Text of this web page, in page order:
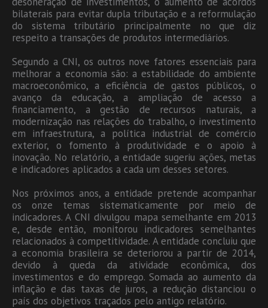
bilaterais para evitar dupla tributação e a reformulação
do sistema tributário principalmente no que diz
respeito a transações de produtos intermediários.
Segundo a CNI, os outros nove fatores essenciais para
melhorar a economia são: a estabilidade do ambiente
macroeconômico, a eficiência de gastos públicos, o
avanço da educação, a ampliação de acesso a
financiamento, a gestão de recursos naturais, a
modernização nas relações do trabalho, o investimento
em infraestrutura, a política industrial de comércio
exterior, o fomento à produtividade e o apoio à
inovação. No relatório, a entidade sugeriu ações, metas
e indicadores aplicados a cada um desses setores.
Nos próximos anos, a entidade pretende acompanhar
os onze temas sistematicamente por meio de
indicadores. A CNI divulgou mapa semelhante em 2013
e, desde então, monitorou indicadores semelhantes
relacionados à competitividade. A entidade concluiu que
a economia brasileira se deteriorou a partir de 2014,
devido à queda da atividade econômica, dos
investimentos e do emprego. Somada ao aumento da
inflação e das taxas de juros, a redução distanciou o
país dos objetivos traçados pelo antigo relatório.